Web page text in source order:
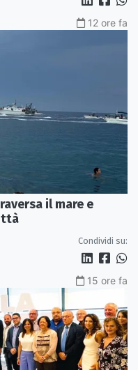
12 ore fa
il mare e
Condividi su:
15 ore fa